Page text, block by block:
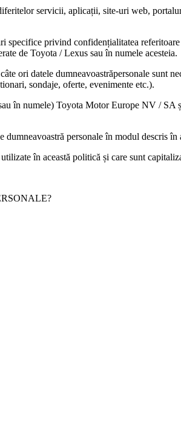
servicii, aplicații, site-uri web,
specifice privind confidențialitatea
de Toyota / Lexus sau în numele acesteia.
ori datele dumneavoastrăpersonale sunt
sondaje, oferte, evenimente etc.).
în numele) Toyota Motor Europe NV /
personale în modul descris în
în această politică și care sunt